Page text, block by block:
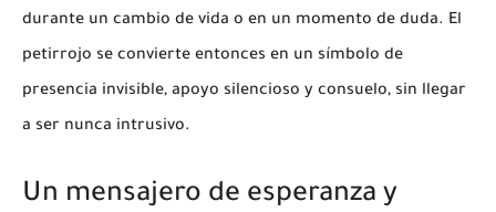
durante un cambio de vida o en un momento de duda. El
petirrojo se convierte entonces en un símbolo de
presencia invisible, apoyo silencioso y consuelo, sin llegar
a ser nunca intrusivo.
Un mensajero de esperanza y